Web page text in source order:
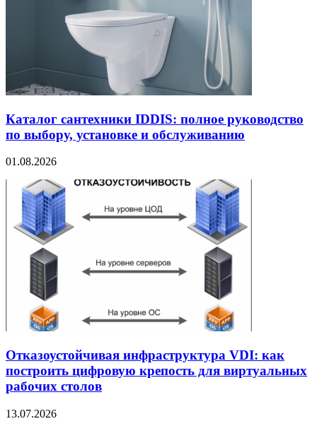
Каталог сантехники IDDIS: полное руководство
по выбору, установке и обслуживанию
01.08.2026
Отказоустойчивая инфраструктура VDI: как
построить цифровую крепость для виртуальных
рабочих столов
13.07.2026